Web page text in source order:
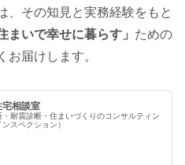
、その知見と実務経験をもと
まいで幸せに暮らす」 ための
お届けします。
宅相談室
・耐震診断・住まいづくりのコンサルティン
スペクション）